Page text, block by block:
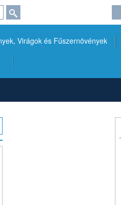
Virágok és Fűszernövények